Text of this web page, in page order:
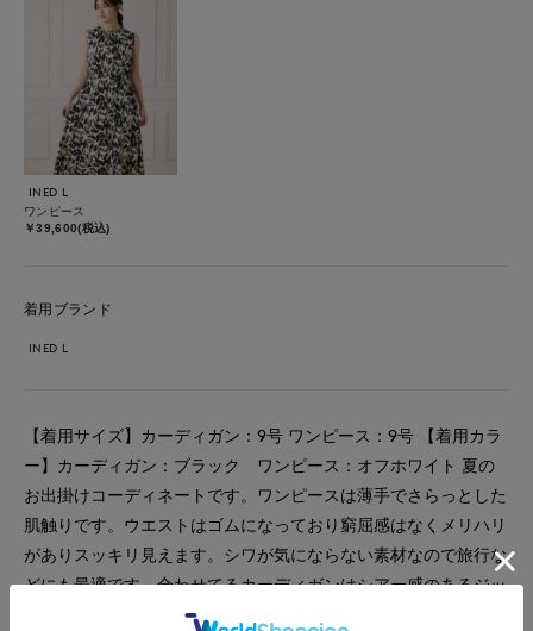
INED L
ワンピース
￥39,600(税込)
着用ブランド
INED L
【着用サイズ】カーディガン：9号 ワンピース：9号 【着用カラ
ー】カーディガン：ブラック ワンピース：オフホワイト 夏の
お出掛けコーディネートです。ワンピースは薄手でさらっとした
肌触りです。ウエストはゴムになっており窮屈感はなくメリハリ
がありスッキリ見えます。シワが気にならない素材なので旅行な
どにも最適です。合わせてるカーディガンはシアー感のあるジッ
プニットです。軽くて羽織りやすいです。ジップを閉めてプルオ